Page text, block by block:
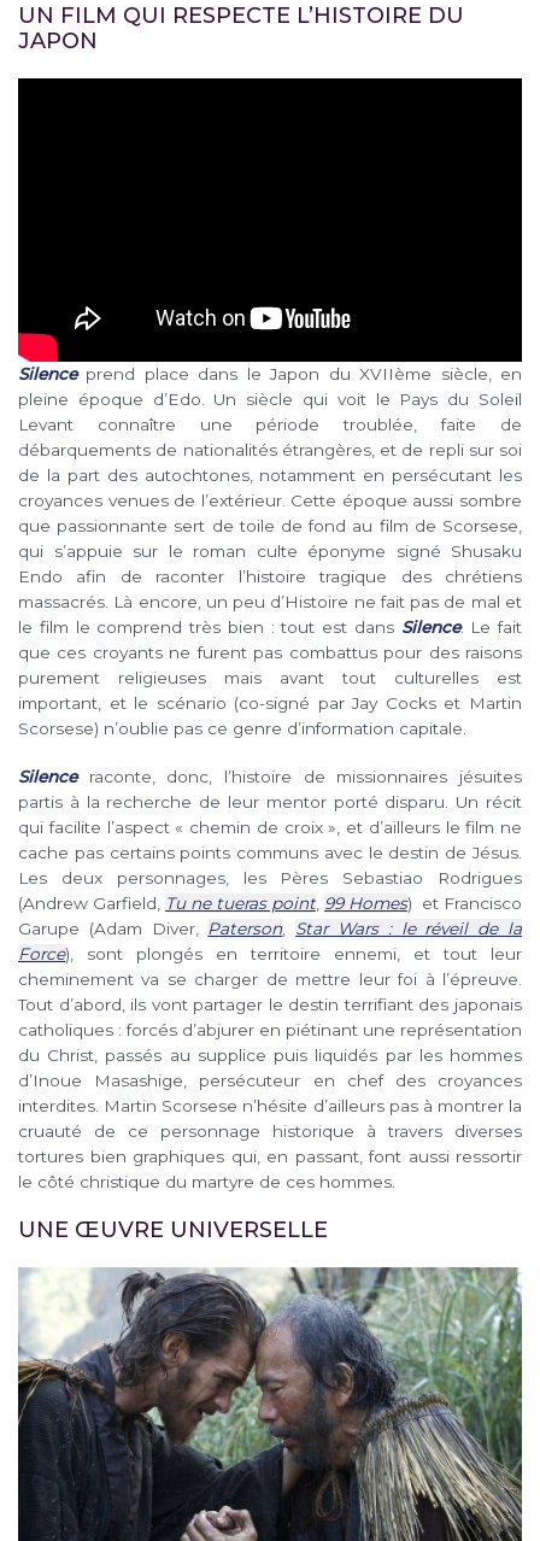
UN FILM QUI RESPECTE L’HISTOIRE DU
JAPON
Silence prend place dans le Japon du XVIIème siècle, en
pleine époque d’Edo. Un siècle qui voit le Pays du Soleil
Levant connaître une période troublée, faite de
débarquements de nationalités étrangères, et de repli sur soi
de la part des autochtones, notamment en persécutant les
croyances venues de l’extérieur. Cette époque aussi sombre
que passionnante sert de toile de fond au film de Scorsese,
qui s’appuie sur le roman culte éponyme signé Shusaku
Endo afin de raconter l’histoire tragique des chrétiens
massacrés. Là encore, un peu d’Histoire ne fait pas de mal et
le film le comprend très bien : tout est dans Silence. Le fait
que ces croyants ne furent pas combattus pour des raisons
purement religieuses mais avant tout culturelles est
important, et le scénario (co-signé par Jay Cocks et Martin
Scorsese) n’oublie pas ce genre d’information capitale.
Silence
raconte, donc, l’histoire de missionnaires jésuites
partis à la recherche de leur mentor porté disparu. Un récit
qui facilite l’aspect « chemin de croix », et d’ailleurs le film ne
cache pas certains points communs avec le destin de Jésus.
Les deux personnages, les Pères Sebastiao Rodrigues
(Andrew Garfield, Tu ne tueras point, 99 Homes) et Francisco
Garupe (Adam Diver, Paterson, Star Wars : le réveil de la
Force), sont plongés en territoire ennemi, et tout leur
cheminement va se charger de mettre leur foi à l’épreuve.
Tout d’abord, ils vont partager le destin terrifiant des japonais
catholiques : forcés d’abjurer en piétinant une représentation
du Christ, passés au supplice puis liquidés par les hommes
d’Inoue Masashige, persécuteur en chef des croyances
interdites. Martin Scorsese n’hésite d’ailleurs pas à montrer la
cruauté de ce personnage historique à travers diverses
tortures bien graphiques qui, en passant, font aussi ressortir
le côté christique du martyre de ces hommes.
UNE ŒUVRE UNIVERSELLE